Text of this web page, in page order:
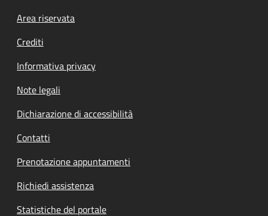
Footer menu
Area riservata
Crediti
Informativa privacy
Note legali
Dichiarazione di accessibilità
Contatti
Prenotazione appuntamenti
Richiedi assistenza
Statistiche del portale